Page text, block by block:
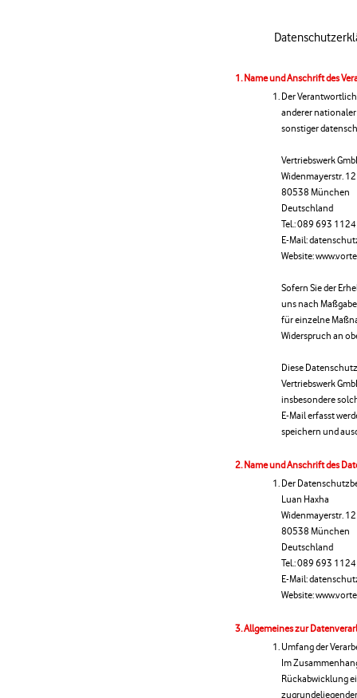
Name und Anschrift des
Der
anderer
sonstiger
Vertriebswerk
Widenmayerstr. 12
80538 München
Deutschland
Tel.: 089 693
E-Mail:
Website:
Sofern Sie der
uns nach
für einzelne
Widerspruch an
Diese
Vertriebswerk
insbesondere
E-Mail erfasst
speichern und
Name und Anschrift des
Der
Luan Haxha
Widenmayerstr. 12
80538 München
Deutschland
Tel.: 089 693
E-Mail:
Website:
Allgemeines zur
Umfang der
Im
Rückabwicklung